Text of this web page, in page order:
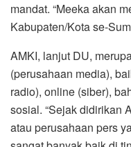
mandat. “Meeka akan
Kabupaten/Kota se-
AMKI, lanjut DU,
(perusahaan media),
radio), online (siber),
sosial. “Sejak didirikan
atau perusahaan pers